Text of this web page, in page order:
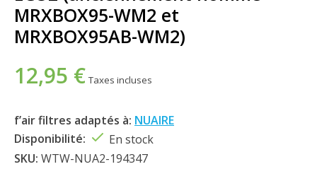
MRXBOX95-WM2 et
MRXBOX95AB-WM2)
12,95 € Taxes incluses
f’air filtres adaptés à: NUAIRE
Disponibilité:
En stock
SKU: WTW-NUA2-194347